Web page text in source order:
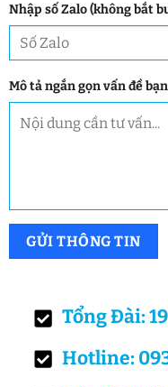
Nhập số Zalo (không bắt
Mô tả ngắn gọn vấn đề
Tổng Đài:
Hotline: